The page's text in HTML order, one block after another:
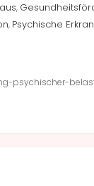
,
, Psychische
psychischer-